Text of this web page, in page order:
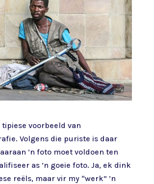
tipiese voorbeeld van
Volgens die puriste is daar
’n foto moet voldoen ten
as ’n goeie foto. Ja, ek dink
reëls, maar vir my “werk” ’n